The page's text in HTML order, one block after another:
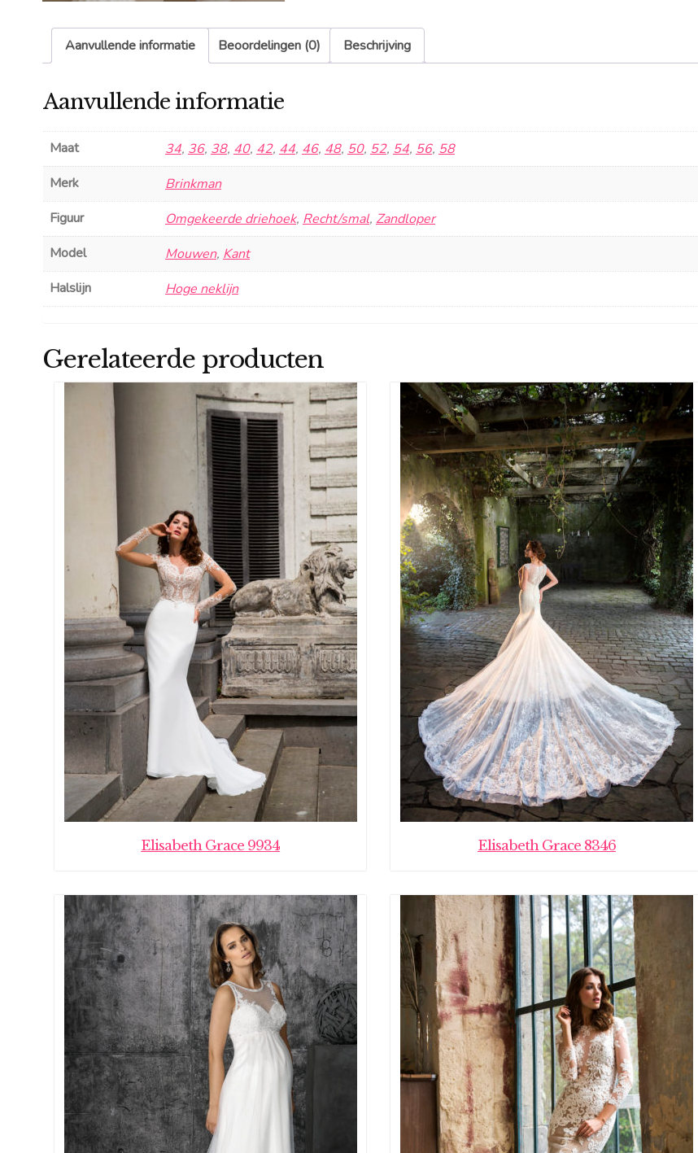
Aanvullende informatie Beoordelingen (0) Beschrijving
Aanvullende informatie
Maat 34, 36, 38, 40, 42, 44, 46, 48, 50, 52, 54, 56, 58
Merk
Brinkman
Figuur
Omgekeerde driehoek, Recht/smal, Zandloper
Model
Mouwen, Kant
Halslijn
Hoge neklijn
Gerelateerde producten
Elisabeth Grace 9934 Elisabeth Grace 8346